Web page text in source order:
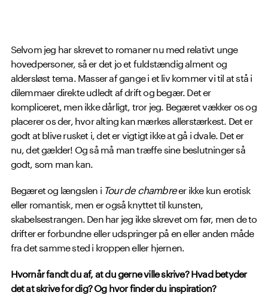
Selvom jeg har skrevet to romaner nu med relativt unge
hovedpersoner, så er det jo et fuldstændig alment og
aldersløst tema. Masser af gange i et liv kommer vi til at stå i
dilemmaer direkte udledt af drift og begær. Det er
kompliceret, men ikke dårligt, tror jeg. Begæret vækker os og
placerer os der, hvor alting kan mærkes allerstærkest. Det er
godt at blive rusket i, det er vigtigt ikke at gå i dvale. Det er
nu, det gælder! Og så må man træffe sine beslutninger så
godt, som man kan.
Begæret og længslen i Tour de chambreer ikke kun erotisk
eller romantisk, men er også knyttet til kunsten,
skabelsestrangen. Den har jeg ikke skrevet om før, men de to
drifter er forbundne eller udspringer på en eller anden måde
fra det samme sted i kroppen eller hjernen.
Hvornår fandt du af, at du gerne ville skrive? Hvad betyder
det at skrive for dig? Og hvor finder du inspiration?